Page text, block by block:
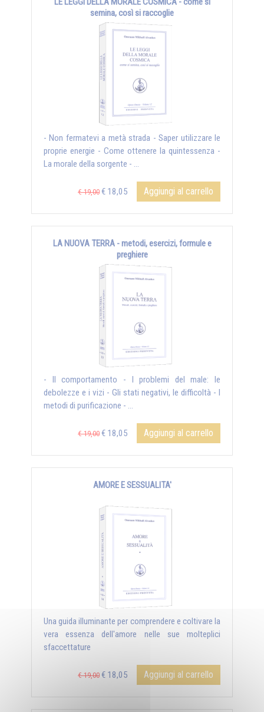
semina, così si raccoglie
- Non fermatevi a metà strada - Saper utilizzare le
proprie energie - Come ottenere la quintessenza -
La morale della sorgente - ...
€ 19,00 € 18,05 Aggiungi al carrello
LA NUOVA TERRA - metodi, esercizi, formule e
preghiere
- Il comportamento - I problemi del male: le
debolezze e i vizi - Gli stati negativi, le difficoltà - I
metodi di purificazione - ...
€ 19,00 € 18,05 Aggiungi al carrello
AMORE E SESSUALITA'
Una guida illuminante per comprendere e coltivare la
vera essenza dell'amore nelle sue molteplici
sfaccettature
€ 19,00 € 18,05 Aggiungi al carrello